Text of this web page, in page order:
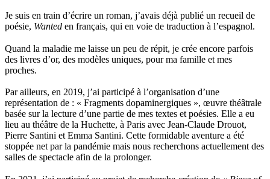
Je suis en train d’écrire un roman, j’avais déjà publié un recueil de
poésie, Wanted en français, qui en voie de traduction à l’espagnol.
Quand la maladie me laisse un peu de répit, je crée encore parfois
des livres d’or, des modèles uniques, pour ma famille et mes
proches.
Par ailleurs, en 2019, j’ai participé à l’organisation d’une
représentation de : « Fragments dopaminergiques », œuvre théâtrale
basée sur la lecture d’une partie de mes textes et poésies. Elle a eu
lieu au théâtre de la Huchette, à Paris avec Jean-Claude Drouot,
Pierre Santini et Emma Santini. Cette formidable aventure a été
stoppée net par la pandémie mais nous recherchons actuellement des
salles de spectacle afin de la prolonger.